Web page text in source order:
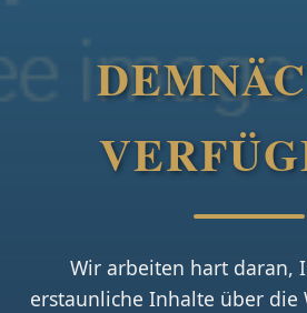
Wir arbeiten hart daran,
erstaunliche Inhalte über die